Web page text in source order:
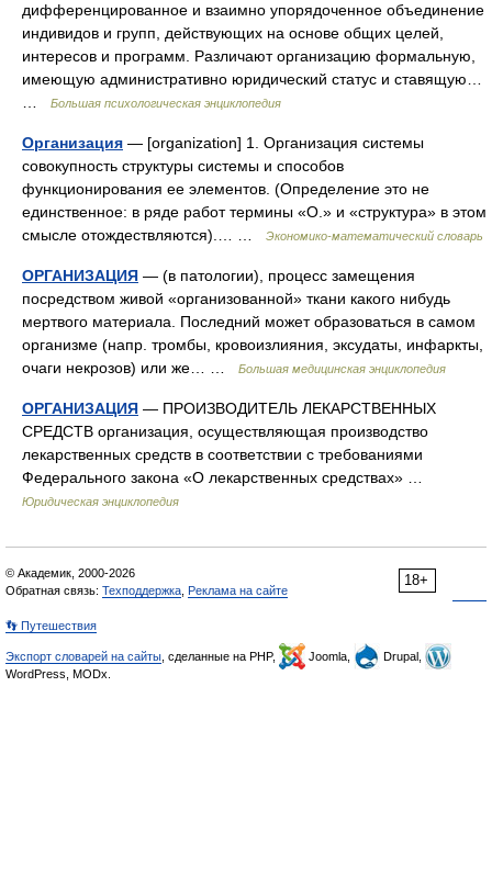
дифференцированное и взаимно упорядоченное объединение
индивидов и групп, действующих на основе общих целей,
интересов и программ. Различают организацию формальную,
имеющую административно юридический статус и ставящую…
Большая психологическая энциклопедия
Организация — [organization] 1. Организация системы
совокупность структуры системы и способов
функционирования ее эле­ментов. (Определение это не
единственное: в ряде работ термины «О.» и «структура» в этом
смысле отождествляются).… …
Экономико-математический словарь
ОРГАНИЗАЦИЯ — (в патологии), процесс замещения
посредством живой «организованной» ткани какого нибудь
мертвого материала. Последний может образоваться в самом
организме (напр. тромбы, кровоизлияния, эксудаты, инфаркты,
очаги некрозов) или же… …
Большая медицинская энциклопедия
ОРГАНИЗАЦИЯ — ПРОИЗВОДИТЕЛЬ ЛЕКАРСТВЕННЫХ
СРЕДСТВ организация, осуществляющая производство
лекарственных средств в соответствии с требованиями
Федерального закона «О лекарственных средствах» …
Юридическая энциклопедия
18+
© Академик, 2000-2026
Обратная связь: Техподдержка Реклама на сайте
👣 Путешествия
Экспорт словарей на сайты , сделанные на PHP, Joomla,
Drupal,
WordPress, MODx.